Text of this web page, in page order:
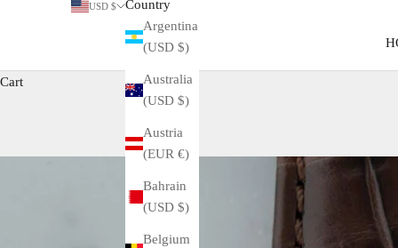
USD $
Country
Argentina
(USD $)
Australia
(USD $)
Austria
(EUR €)
Bahrain
(USD $)
Belgium
Cart